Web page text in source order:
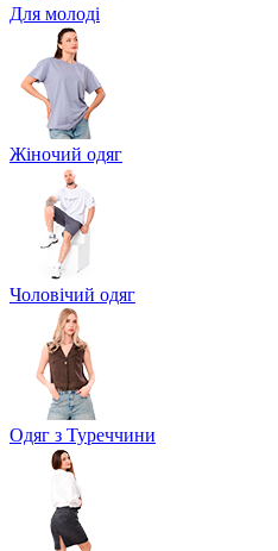
Для молоді
Жіночий одяг
Чоловічий одяг
Одяг з Туреччини